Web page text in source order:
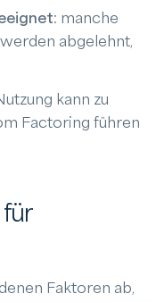
: manche
abgelehnt,
kann zu
Factoring führen
Faktoren ab,